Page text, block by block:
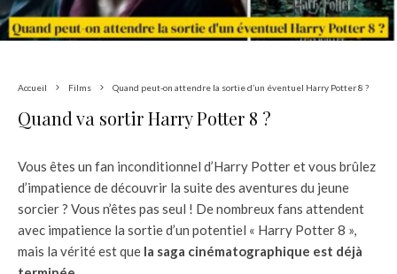
Accueil Films Quand peut-on attendre la sortie d’un éventuel Harry Potter 8 ?
Quand va sortir Harry Potter 8 ?
Vous êtes un fan inconditionnel d’Harry Potter et vous brûlez
d’impatience de découvrir la suite des aventures du jeune
sorcier ? Vous n’êtes pas seul ! De nombreux fans attendent
avec impatience la sortie d’un potentiel « Harry Potter 8 »,
mais la vérité est que la saga cinématographique est déjà